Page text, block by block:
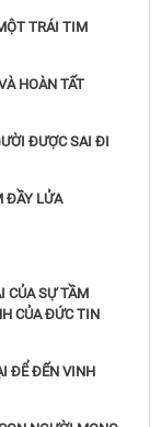
TRÁI TIM
HOÀN TẤT
ĐƯỢC SAI ĐI
ĐẦY LỬA
CỦA SỰ TẦM
CỦA ĐỨC TIN
ĐỂ ĐẾN VINH